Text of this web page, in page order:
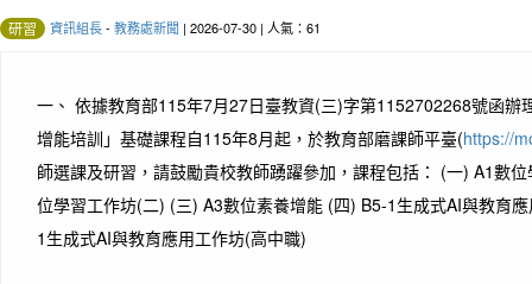
研習 資訊組長- 教務處新聞 | 2026-07-30 | 人氣：61
一、 依據教育部115年7月27日臺教資(三)字第1152702268號函辦
增能培訓」基礎課程自115年8月起，於教育部磨課師平臺(https://
師選課及研習，請鼓勵貴校教師踴躍參加，課程包括： (一) A1數
位學習工作坊(二) (三) A3數位素養增能 (四) B5-1生成式AI與教育
1生成式AI與教育應用工作坊(高中職)